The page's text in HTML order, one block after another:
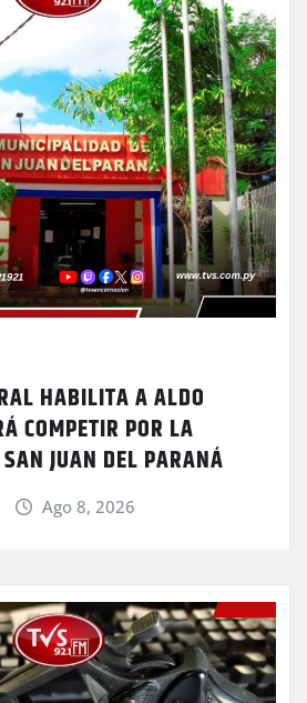
HABILITA A ALDO
COMPETIR POR LA
JUAN DEL PARANÁ
Ago 8, 2026